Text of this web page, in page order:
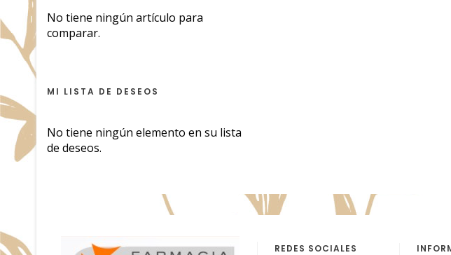
No tiene ningún artículo para
comparar.
MI LISTA DE DESEOS
No tiene ningún elemento en su lista
de deseos.
REDES SOCIALES